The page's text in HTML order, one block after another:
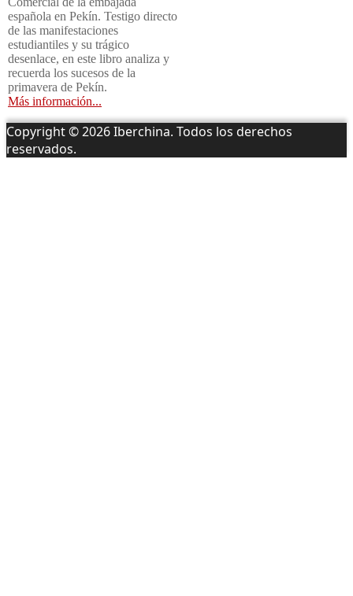
española en Pekín. Testigo directo
de las manifestaciones
estudiantiles y su trágico
desenlace, en este libro analiza y
recuerda los sucesos de la
primavera de Pekín.
Más información...
Copyright © 2026 Iberchina. Todos los derechos
reservados.